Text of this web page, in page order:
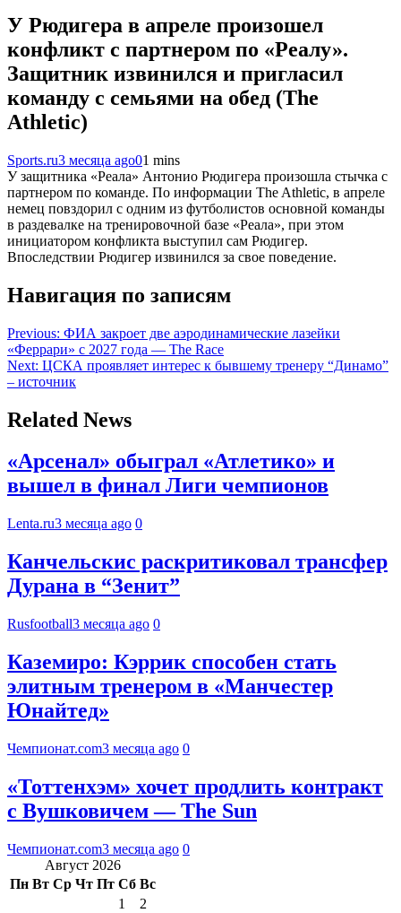
У Рюдигера в апреле произошел
конфликт с партнером по «Реалу».
Защитник извинился и пригласил
команду с семьями на обед (The
Athletic)
Sports.ru3 месяца ago01 mins
У защитника «Реала» Антонио Рюдигера произошла стычка с
партнером по команде. По информации The Athletic, в апреле
немец повздорил с одним из футболистов основной команды
в раздевалке на тренировочной базе «Реала», при этом
инициатором конфликта выступил сам Рюдигер.
Впоследствии Рюдигер извинился за свое поведение.
Навигация по записям
Previous: ФИА закроет две аэродинамические лазейки
«Феррари» с 2027 года — The Race
Next: ЦСКА проявляет интерес к бывшему тренеру “Динамо”
– источник
Related News
«Арсенал» обыграл «Атлетико» и
вышел в финал Лиги чемпионов
Lenta.ru3 месяца ago 0
Канчельскис раскритиковал трансфер
Дурана в “Зенит”
Rusfootball3 месяца ago 0
Каземиро: Кэррик способен стать
элитным тренером в «Манчестер
Юнайтед»
Чемпионат.com3 месяца ago 0
«Тоттенхэм» хочет продлить контракт
с Вушковичем — The Sun
Чемпионат.com3 месяца ago 0
Август 2026
Пн Вт Ср Чт Пт Сб Вс
1
2